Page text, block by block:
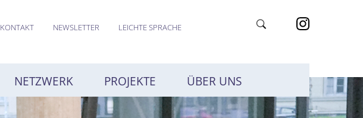
KONTAKT NEWSLETTER LEICHTE SPRACHE
NETZWERK PROJEKTE ÜBER UNS